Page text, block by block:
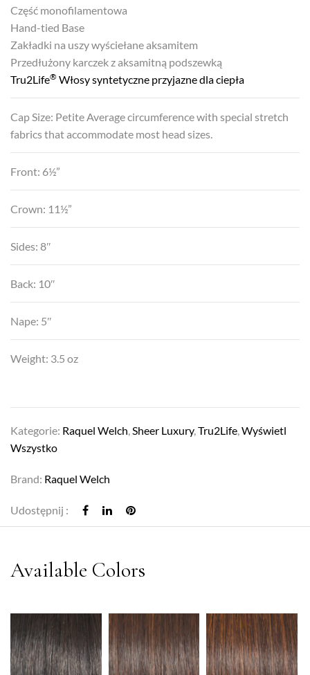
Część monofilamentowa
Hand-tied Base
Zakładki na uszy wyściełane aksamitem
Przedłużony karczek z aksamitną podszewką
Tru2Life® Włosy syntetyczne przyjazne dla ciepła
Cap Size: Petite Average circumference with special stretch
fabrics that accommodate most head sizes.
Front: 6½”
Crown: 11½”
Sides: 8″
Back: 10″
Nape: 5″
Weight: 3.5 oz
Kategorie: Raquel Welch Sheer Luxury, Tru2Life Wyświetl
Wszystko
Brand: Raquel Welch
Udostępnij :